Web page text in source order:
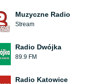
Muzyczne Radio
Stream
Radio Dwójka
89.9 FM
Radio Katowice